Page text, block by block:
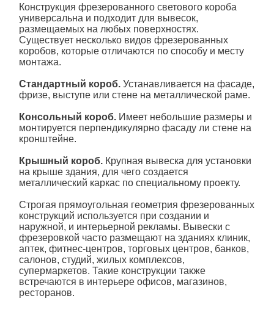
Конструкция фрезерованного светового короба
универсальна и подходит для вывесок,
размещаемых на любых поверхностях.
Существует несколько видов фрезерованных
коробов, которые отличаются по способу и месту
монтажа.
Стандартный короб.Устанавливается на фасаде,
фризе, выступе или стене на металлической раме.
Консольный короб.Имеет небольшие размеры и
монтируется перпендикулярно фасаду ли стене на
кронштейне.
Крышный короб.Крупная вывеска для установки
на крыше здания, для чего создается
металлический каркас по специальному проекту.
Строгая прямоугольная геометрия фрезерованных
конструкций используется при создании и
наружной, и интерьерной рекламы. Вывески с
фрезеровкой часто размещают на зданиях клиник,
аптек, фитнес-центров, торговых центров, банков,
салонов, студий, жилых комплексов,
супермаркетов. Такие конструкции также
встречаются в интерьере офисов, магазинов,
ресторанов.